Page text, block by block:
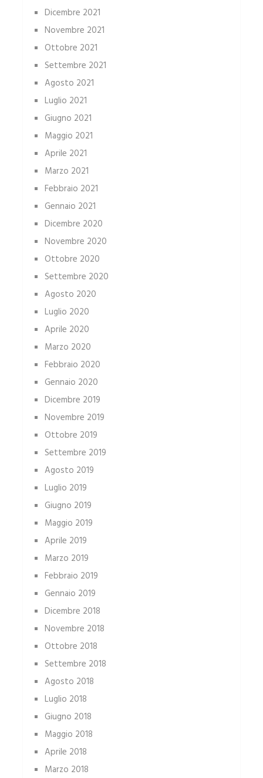
Dicembre 2021
Novembre 2021
Ottobre 2021
Settembre 2021
Agosto 2021
Luglio 2021
Giugno 2021
Maggio 2021
Aprile 2021
Marzo 2021
Febbraio 2021
Gennaio 2021
Dicembre 2020
Novembre 2020
Ottobre 2020
Settembre 2020
Agosto 2020
Luglio 2020
Aprile 2020
Marzo 2020
Febbraio 2020
Gennaio 2020
Dicembre 2019
Novembre 2019
Ottobre 2019
Settembre 2019
Agosto 2019
Luglio 2019
Giugno 2019
Maggio 2019
Aprile 2019
Marzo 2019
Febbraio 2019
Gennaio 2019
Dicembre 2018
Novembre 2018
Ottobre 2018
Settembre 2018
Agosto 2018
Luglio 2018
Giugno 2018
Maggio 2018
Aprile 2018
Marzo 2018